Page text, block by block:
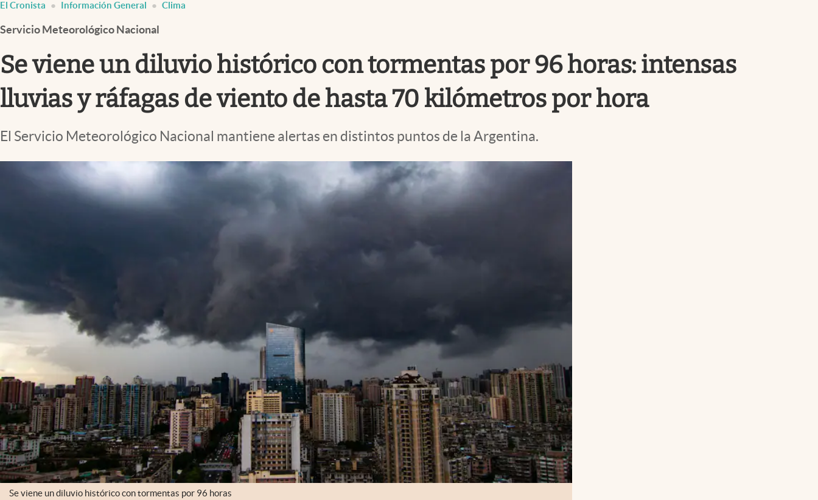
Infotechnology
Clase
Clima
Mundial 2026
Eventos Corporativos
El Cronista Información General Clima
Servicio Meteorológico Nacional
Se viene un diluvio histórico con tormentas por 96 horas: intensas
lluvias y ráfagas de viento de hasta 70 kilómetros por hora
El Servicio Meteorológico Nacional mantiene alertas en distintos puntos de la Argentina.
Se viene un diluvio histórico con tormentas por 96 horas